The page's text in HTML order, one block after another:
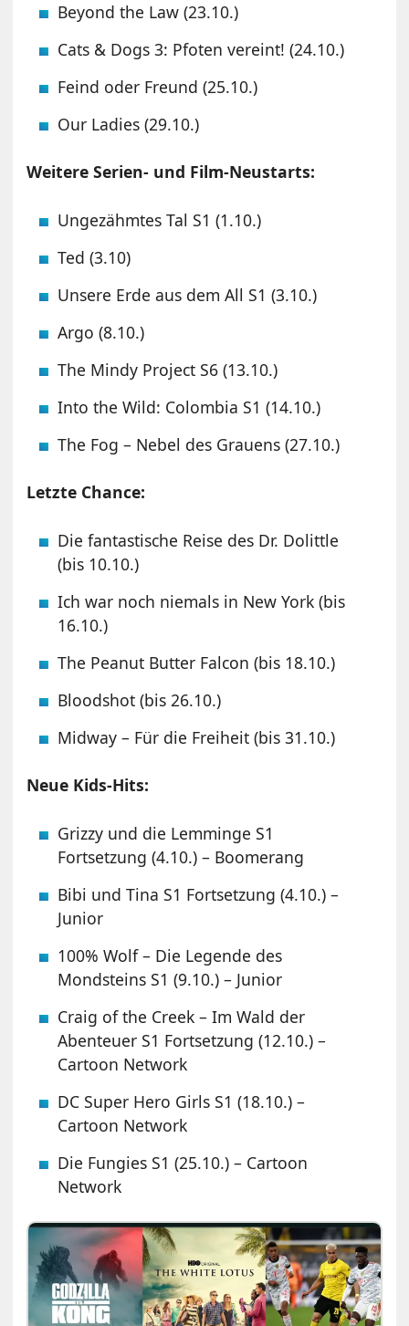
Beyond the Law (23.10.)
Cats & Dogs 3: Pfoten vereint! (24.10.)
Feind oder Freund (25.10.)
Our Ladies (29.10.)
Weitere Serien- und Film-Neustarts:
Ungezähmtes Tal S1 (1.10.)
Ted (3.10)
Unsere Erde aus dem All S1 (3.10.)
Argo (8.10.)
The Mindy Project S6 (13.10.)
Into the Wild: Colombia S1 (14.10.)
The Fog – Nebel des Grauens (27.10.)
Letzte Chance:
Die fantastische Reise des Dr. Dolittle
(bis 10.10.)
Ich war noch niemals in New York (bis
16.10.)
The Peanut Butter Falcon (bis 18.10.)
Bloodshot (bis 26.10.)
Midway – Für die Freiheit (bis 31.10.)
Neue Kids-Hits:
Grizzy und die Lemminge S1
Fortsetzung (4.10.) – Boomerang
Bibi und Tina S1 Fortsetzung (4.10.) –
Junior
100% Wolf – Die Legende des
Mondsteins S1 (9.10.) – Junior
Craig of the Creek – Im Wald der
Abenteuer S1 Fortsetzung (12.10.) –
Cartoon Network
DC Super Hero Girls S1 (18.10.) –
Cartoon Network
Die Fungies S1 (25.10.) – Cartoon
Network